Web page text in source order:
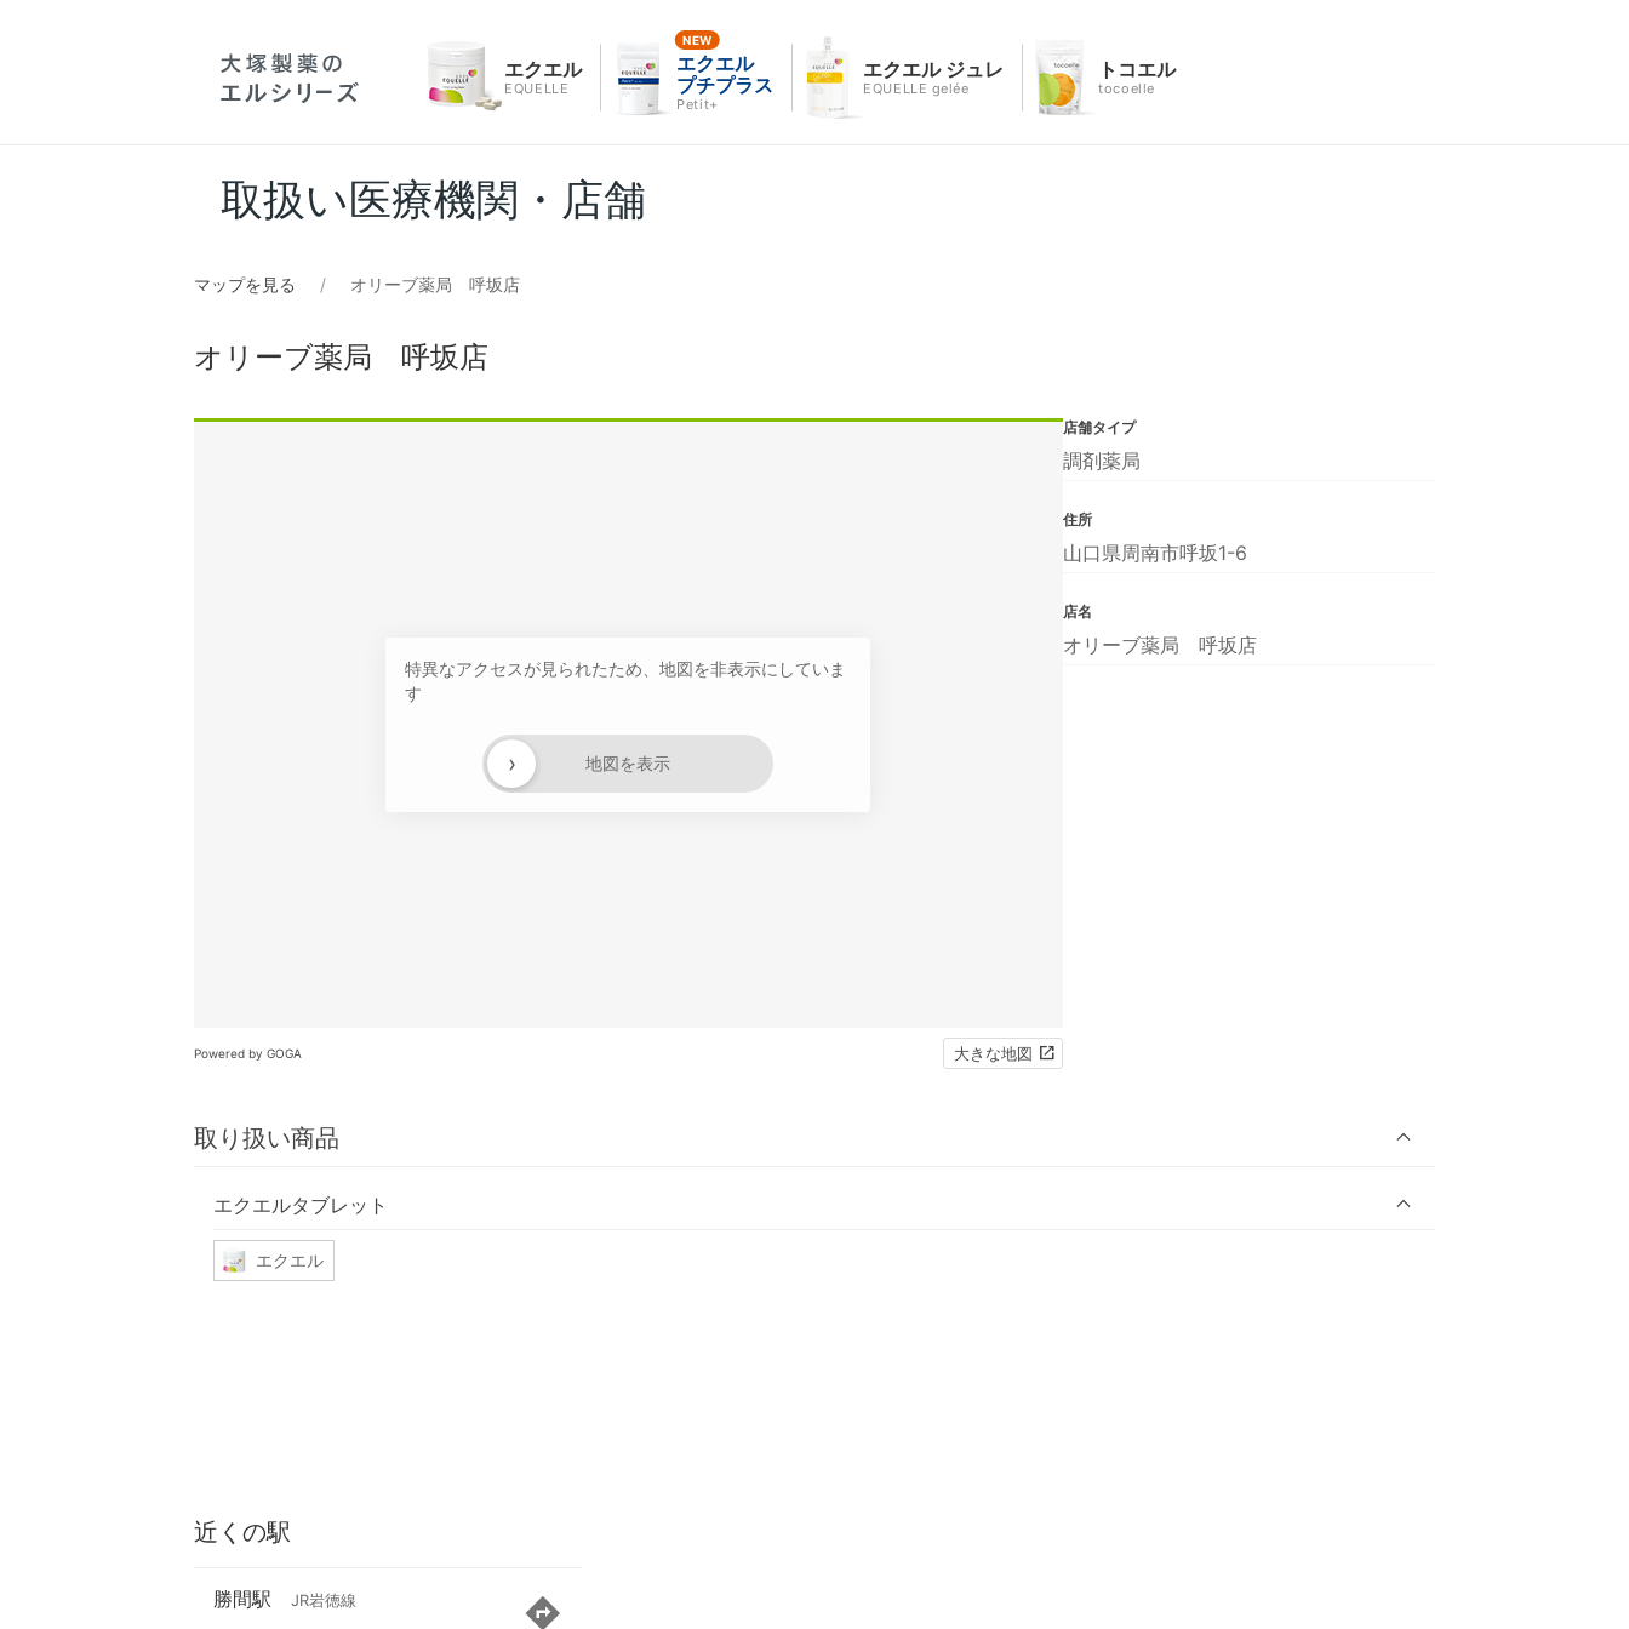
エクエル
EQUELLE
エクエル
プチプラス
Petit+
エクエル ジュレ
EQUELLE gelée
トコエル
tocoelle
取扱い医療機関・店舗
マップを見る オリーブ薬局 呼坂店
オリーブ薬局 呼坂店
特異なアクセスが見られたため、地図を非表示にしていま
す
地図を表示
›
Powered by GOGA 大きな地図
取り扱い商品
エクエルタブレット
エクエル
店舗タイプ
調剤薬局
住所
山口県周南市呼坂1-6
店名
オリーブ薬局 呼坂店
近くの駅
勝間駅 JR岩徳線